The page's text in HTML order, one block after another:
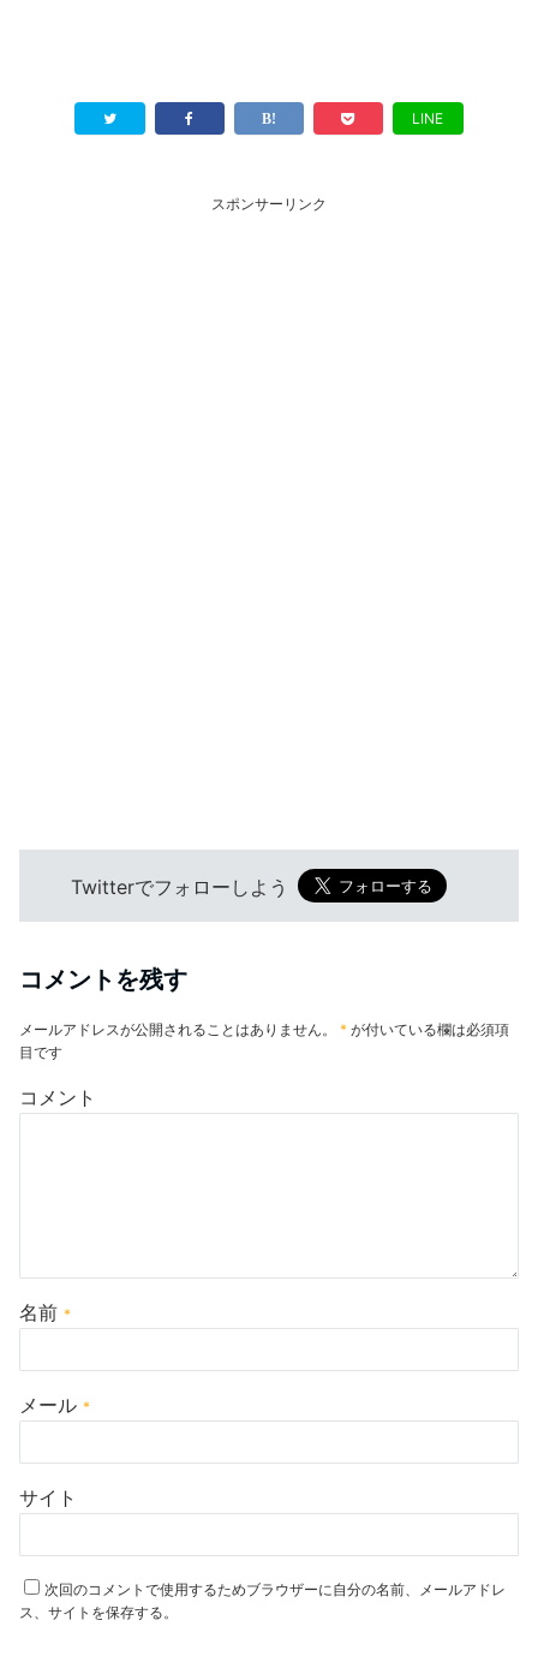
LINE
スポンサーリンク
Twitterでフォローしよう
コメントを残す
メールアドレスが公開されることはありません。 * が付いている欄は必須項
目です
コメント
名前 *
メール *
サイト
次回のコメントで使用するためブラウザーに自分の名前、メールアドレ
ス、サイトを保存する。